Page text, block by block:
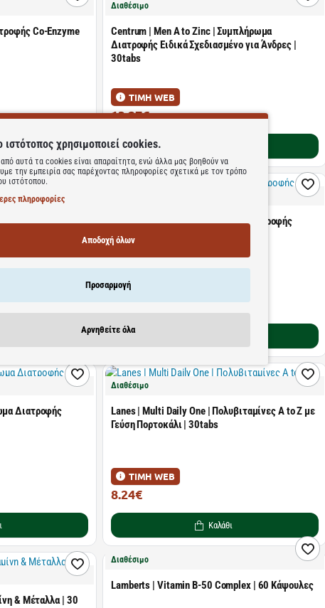
Co-Enzyme
Διαθέσιμο
Centrum | Men A to Zinc | Συμπλήρωμα
Διατροφής Ειδικά Σχεδιασμένο για Άνδρες |
30tabs
ΤΙΜΗ WEB
13.27€
Solgar| VM 2000 | Συμπλήρωμα Διατροφής
Πολυβιταμινών | 60tabs
ΤΙΜΗ WEB
27.07€
Διατροφής
Διαθέσιμο
Lanes | Multi Daily One | Πολυβιταμίνες Α to Z με
Γεύση Πορτοκάλι | 30tabs
ΤΙΜΗ WEB
8.24€
Καλάθι
& Μέταλλα | 30
Διαθέσιμο
Lamberts | Vitamin B-50 Complex | 60 Κάψουλες
ιστότοπος χρησιμοποιεί cookies.
αυτά τα cookies είναι απαραίτητα, ενώ άλλα μας βοηθούν να
την εμπειρία σας παρέχοντας πληροφορίες σχετικά με τον τρόπο
ιστότοπου.
πληροφορίες
Αποδοχή όλων
Προσαρμογή
Αρνηθείτε όλα